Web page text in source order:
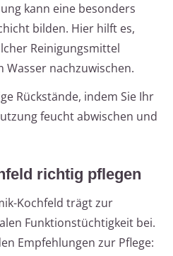
kann eine besonders
bilden. Hier hilft es,
Reinigungsmittel
nachzuwischen.
Rückstände, indem Sie Ihr
feucht abwischen und
richtig pflegen
Kochfeld trägt zur
Funktionstüchtigkeit bei.
Empfehlungen zur Pflege: